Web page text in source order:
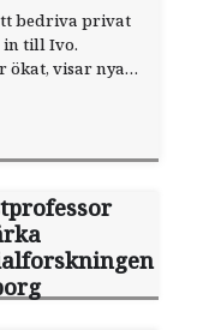
bedriva privat
in till Ivo.
ökat, visar nya